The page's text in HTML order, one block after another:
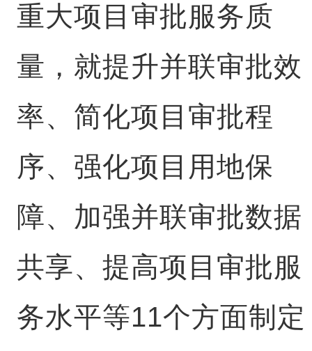
重大项目审批服务质
量，就提升并联审批效
率、简化项目审批程
序、强化项目用地保
障、加强并联审批数据
共享、提高项目审批服
务水平等11个方面制定